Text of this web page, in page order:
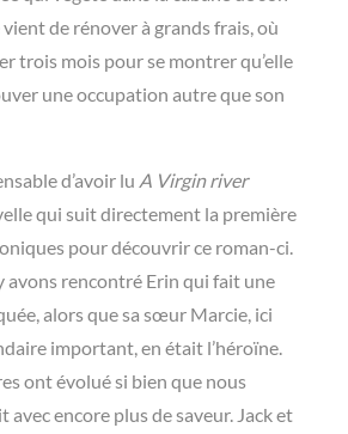
vient de rénover à grands frais, où
trois mois pour se montrer qu’elle
une occupation autre que son
d’avoir lu A Virgin river
qui suit directement la première
pour découvrir ce roman-ci.
avons rencontré Erin qui fait une
alors que sa sœur Marcie, ici
important, en était l’héroïne.
ont évolué si bien que nous
avec encore plus de saveur. Jack et